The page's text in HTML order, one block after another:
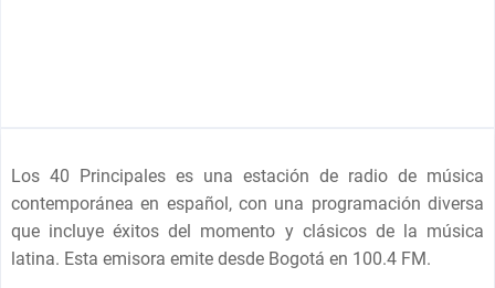
Los 40 Principales es una estación de radio de música
contemporánea en español, con una programación diversa
que incluye éxitos del momento y clásicos de la música
latina. Esta emisora emite desde Bogotá en 100.4 FM.